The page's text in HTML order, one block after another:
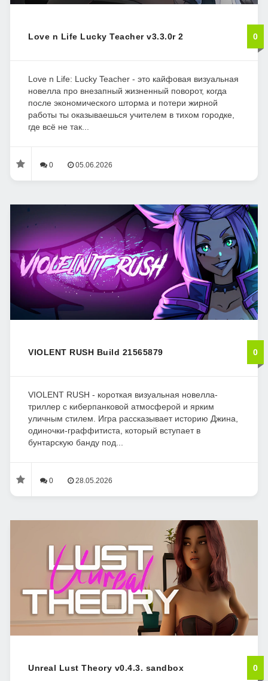
Love n Life Lucky Teacher v3.3.0r 2 0
Love n Life: Lucky Teacher - это кайфовая визуальная
новелла про внезапный жизненный поворот, когда
после экономического шторма и потери жирной
работы ты оказываешься учителем в тихом городке,
где всё не так...
0 05.06.2026
VIOLENT RUSH Build 21565879 0
VIOLENT RUSH - короткая визуальная новелла-
триллер с киберпанковой атмосферой и ярким
уличным стилем. Игра рассказывает историю Джина,
одиночки-граффитиста, который вступает в
бунтарскую банду под...
0 28.05.2026
Unreal Lust Theory v0.4.3. sandbox 0